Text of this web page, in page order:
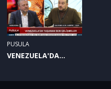
PUSULA
VENEZUELA'DA